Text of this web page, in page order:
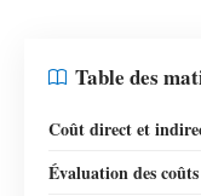
Table des
Coût direct et
Évaluation des